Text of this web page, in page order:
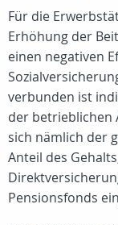
Für die
Erhöhung der
einen negativen
verbunden ist
der betrieblichen
sich nämlich der
Anteil des
Pensionsfonds